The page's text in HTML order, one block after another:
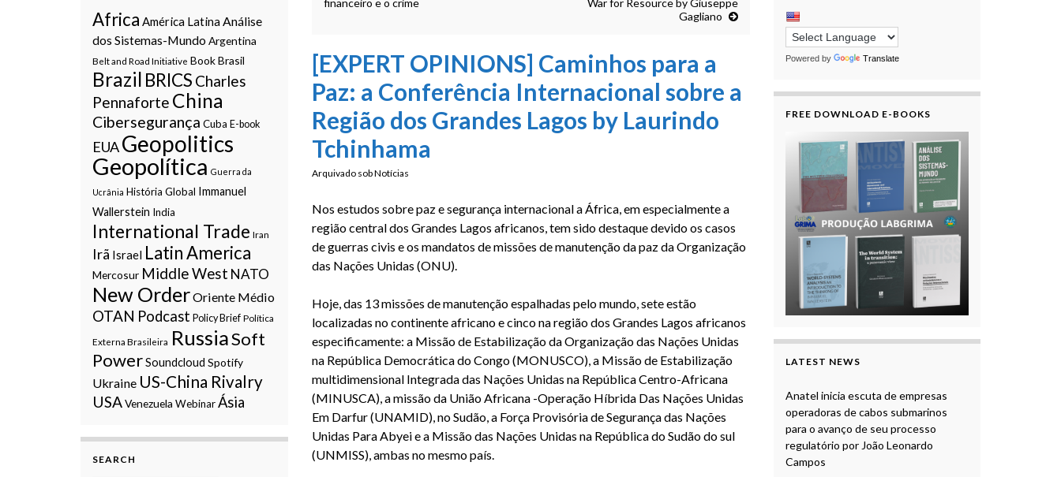
financeiro e o crime
War for Resource by Giuseppe
Gagliano
[EXPERT OPINIONS] Caminhos para a
Paz: a Conferência Internacional sobre a
Região dos Grandes Lagos by Laurindo
Tchinhama
Arquivado sobNotícias
Nos estudos sobre paz e segurança internacional a África, em especialmente a
região central dos Grandes Lagos africanos, tem sido destaque devido os casos
de guerras civis e os mandatos de missões de manutenção da paz da Organização
das Nações Unidas (ONU).
Hoje, das 13 missões de manutenção espalhadas pelo mundo, sete estão
localizadas no continente africano e cinco na região dos Grandes Lagos africanos
especificamente: a Missão de Estabilização da Organização das Nações Unidas
na República Democrática do Congo (MONUSCO), a Missão de Estabilização
multidimensional Integrada das Nações Unidas na República Centro-Africana
(MINUSCA), a missão da União Africana -Operação Híbrida Das Nações Unidas
Em Darfur (UNAMID), no Sudão, a Força Provisória de Segurança das Nações
Unidas Para Abyei e a Missão das Nações Unidas na República do Sudão do sul
(UNMISS), ambas no mesmo país.
Africa América LatinaAnálise
dos Sistemas-Mundo Argentina
Belt and Road Initiative BookBrasil
Brazil BRICS Charles
Pennaforte China
Cibersegurança Cuba E-book
EUAGeopolitics
Geopolítica Guerra da
Ucrânia História Global Immanuel
Wallerstein India
International Trade Iran
Irã Israel Latin America
Mercosur Middle West NATO
New OrderOriente Médio
OTAN Podcast Policy Brief Política
Externa Brasileira RussiaSoft
PowerSoundcloud Spotify
Ukraine US-China Rivalry
USAVenezuela WebinarÁsia
SEARCH
Powered by Translate
FREE DOWNLOAD E-BOOKS
LATEST NEWS
Anatel inicia escuta de empresas
operadoras de cabos submarinos
para o avanço de seu processo
regulatório por João Leonardo
Campos